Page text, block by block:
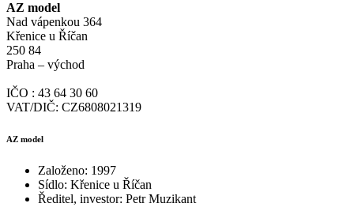
AZ model
Nad vápenkou 364
Křenice u Říčan
250 84
Praha – východ
IČO : 43 64 30 60
VAT/DIČ: CZ6808021319
AZ model
Založeno: 1997
Sídlo: Křenice u Říčan
Ředitel, investor: Petr Muzikant